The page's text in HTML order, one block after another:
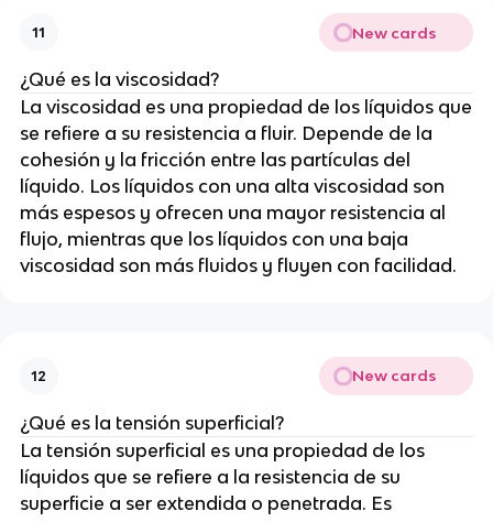
11 New cards
¿Qué es la viscosidad?
La viscosidad es una propiedad de los líquidos que
se refiere a su resistencia a fluir. Depende de la
cohesión y la fricción entre las partículas del
líquido. Los líquidos con una alta viscosidad son
más espesos y ofrecen una mayor resistencia al
flujo, mientras que los líquidos con una baja
viscosidad son más fluidos y fluyen con facilidad.
12 New cards
¿Qué es la tensión superficial?
La tensión superficial es una propiedad de los
líquidos que se refiere a la resistencia de su
superficie a ser extendida o penetrada. Es